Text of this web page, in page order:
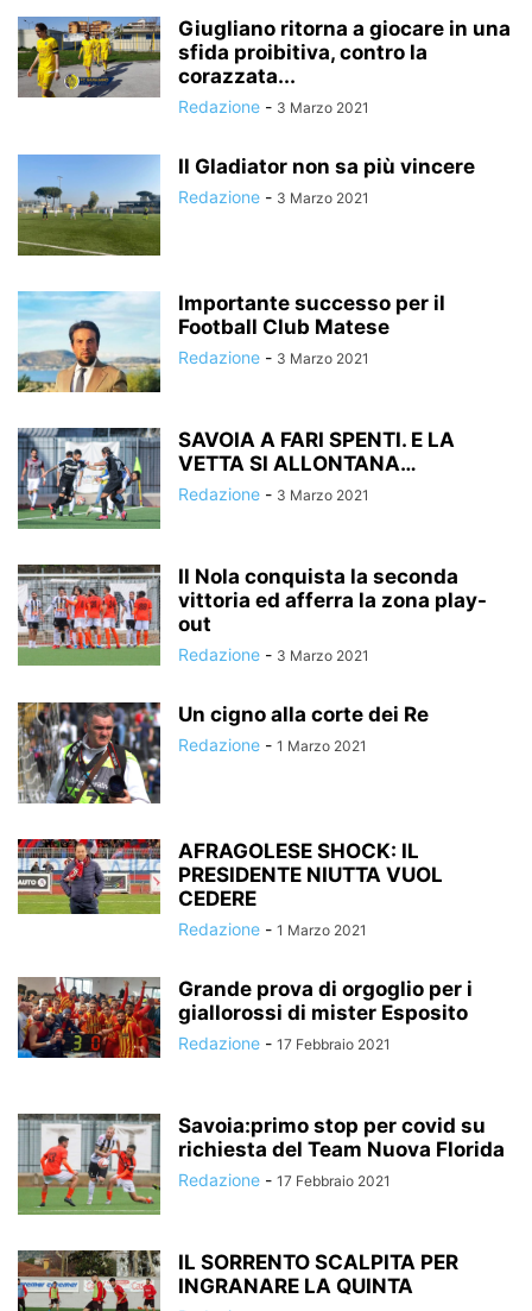
Giugliano ritorna a giocare in una
sfida proibitiva, contro la
corazzata...
Redazione - 3 Marzo 2021
Il Gladiator non sa più vincere
Redazione - 3 Marzo 2021
Importante successo per il
Football Club Matese
Redazione - 3 Marzo 2021
SAVOIA A FARI SPENTI. E LA
VETTA SI ALLONTANA…
Redazione - 3 Marzo 2021
Il Nola conquista la seconda
vittoria ed afferra la zona play-
out
Redazione - 3 Marzo 2021
Un cigno alla corte dei Re
Redazione - 1 Marzo 2021
AFRAGOLESE SHOCK: IL
PRESIDENTE NIUTTA VUOL
CEDERE
Redazione - 1 Marzo 2021
Grande prova di orgoglio per i
giallorossi di mister Esposito
Redazione - 17 Febbraio 2021
Savoia:primo stop per covid su
richiesta del Team Nuova Florida
Redazione - 17 Febbraio 2021
IL SORRENTO SCALPITA PER
INGRANARE LA QUINTA